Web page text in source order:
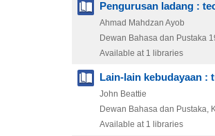
Pengurusan ladang :
Ahmad Mahdzan Ayob
Dewan Bahasa dan Pustaka
Available at 1 libraries
Lain-lain kebudayaan :
John Beattie
Dewan Bahasa dan Pustaka,
Available at 1 libraries